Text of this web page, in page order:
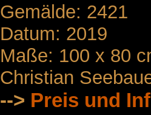
Gemälde: 2421
Datum: 2019
Maße: 100 x 80
Christian
--> Preis und